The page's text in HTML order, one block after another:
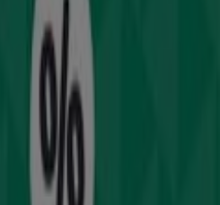
στις μέλλουσες μητέρες,
8 ετών) μέσα από τα
εγκυμοσύνης, τα
χρειάζονται και
των νέων γονέων και
σχετικά με Mothercare